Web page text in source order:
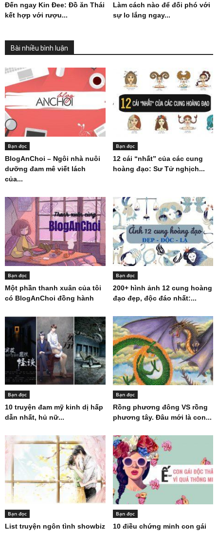
Đến ngay Kin Đee: Đồ ăn Thái
kết hợp với rượu...
Làm cách nào để đối phó với
sự lo lắng ngay...
Bài nhiều bình luận
Bạn đọc
BlogAnChoi – Ngôi nhà nuôi
dưỡng đam mê viết lách
của...
Bạn đọc
12 cái “nhất” của các cung
hoàng đạo: Sư Tử nghịch...
Bạn đọc
Một phần thanh xuân của tôi
có BlogAnChoi đồng hành
Bạn đọc
200+ hình ảnh 12 cung hoàng
đạo đẹp, độc đáo nhất:...
Bạn đọc
10 truyện đam mỹ kinh dị hấp
dẫn nhất, hủ nữ...
Bạn đọc
Rồng phương đông VS rồng
phương tây. Đâu mới là con...
Bạn đọc
List truyện ngôn tình showbiz
Bạn đọc
10 điều chứng minh con gái